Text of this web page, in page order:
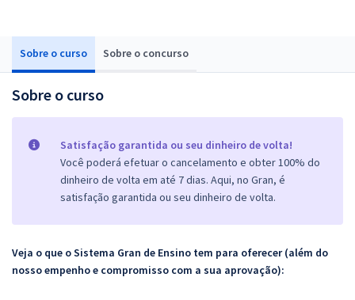
Sobre o curso Sobre o concurso
Sobre o curso
Satisfação garantida ou seu dinheiro de volta!
Você poderá efetuar o cancelamento e obter 100% do
dinheiro de volta em até 7 dias. Aqui, no Gran, é
satisfação garantida ou seu dinheiro de volta.
Veja o que o Sistema Gran de Ensino tem para oferecer (além do
nosso empenho e compromisso com a sua aprovação):